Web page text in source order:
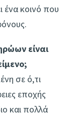
ένα κοινό που
είναι
σε ό,τι
εποχής
και πολλά